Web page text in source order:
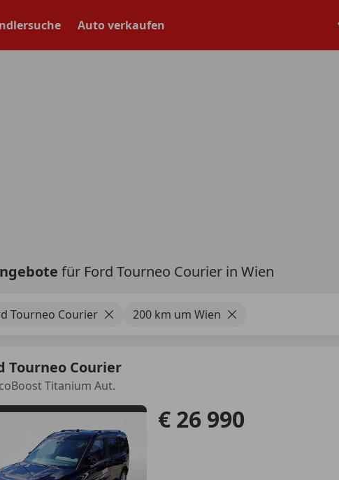
Auto verkaufen
für Ford Tourneo Courier in Wien
Tourneo Courier 200 km um Wien
Tourneo Courier
Titanium Aut.
€ 26 990